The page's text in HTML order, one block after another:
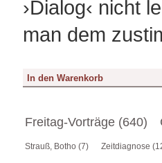
›Dialog‹ nicht
man dem
Freitag-Vorträge (640)
Strauß, Botho (7) Zeitdiagnose